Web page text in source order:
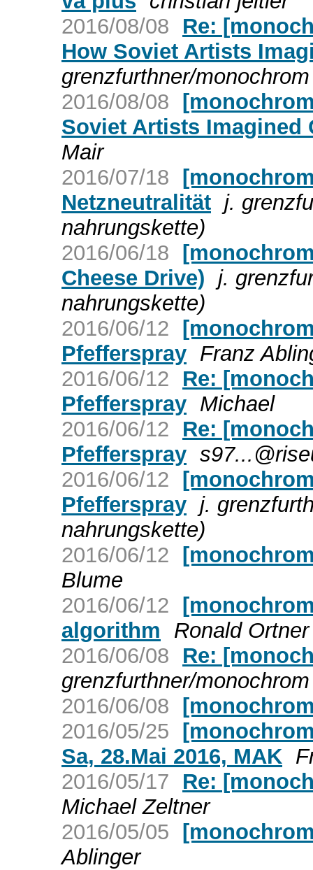
2016/08/08
Re:
How Soviet Artists
grenzfurthner/
2016/08/08
Soviet Artists Imagined
Mair
2016/07/18
Netzneutralität j.
nahrungskette)
2016/06/18
Cheese Drive) j.
nahrungskette)
2016/06/12
Pfefferspray Franz
2016/06/12
Re:
Pfefferspray Michael
2016/06/12
Re:
Pfefferspray
2016/06/12
Pfefferspray j.
nahrungskette)
2016/06/12
Blume
2016/06/12
algorithm
Ronald Ortner
2016/06/08
Re:
grenzfurthner/
2016/06/08
2016/05/25
Sa, 28.Mai 2016, MAK
2016/05/17
Re:
Michael Zeltner
2016/05/05
Ablinger